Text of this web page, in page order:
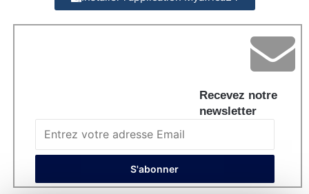
Recevez notre
newsletter